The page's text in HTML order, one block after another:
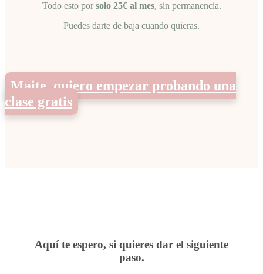
Todo esto porsolo 25€ al mes, sin permanencia.
Puedes darte de baja cuando quieras.
Maite, quiero empezar probando una
clase gratis
Aquí te espero, si quieres dar el siguiente
paso.